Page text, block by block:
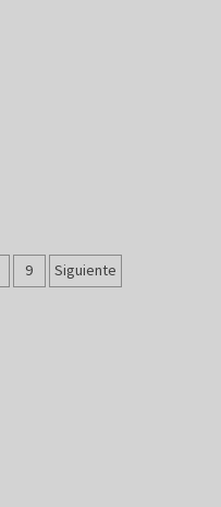
9 Siguiente